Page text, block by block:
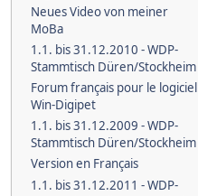
Neues Video von meiner
MoBa
1.1. bis 31.12.2010 - WDP-
Stammtisch Düren/Stockheim
Forum français pour le logiciel
Win-Digipet
1.1. bis 31.12.2009 - WDP-
Stammtisch Düren/Stockheim
Version en Français
1.1. bis 31.12.2011 - WDP-